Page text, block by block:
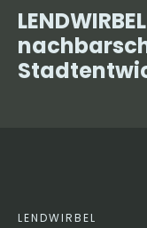
LENDWIRBEL